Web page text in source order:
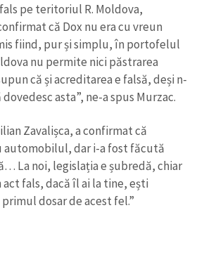
pe teritoriul R. Moldova,
că Dox nu era cu vreun
fiind, pur și simplu, în portofelul
nu permite nici păstrarea
că și acreditarea e falsă, deși n-
asta”, ne-a spus Murzac.
Zavalișca, a confirmat că
automobilul, dar i-a fost făcută
La noi, legislația e șubredă, chiar
act fals, dacă îl ai la tine, ești
dosar de acest fel.”